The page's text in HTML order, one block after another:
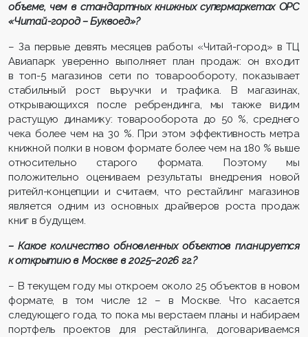
объеме, чем в стандартных книжных супермаркетах ОРС
«Читай-город – Буквоед»?
– За первые девять месяцев работы «Читай-город» в ТЦ
Авиапарк уверенно выполняет план продаж: он входит
в топ-5 магазинов сети по товарообороту, показывает
стабильный рост выручки и трафика. В магазинах,
открывающихся после ребрендинга, мы также видим
растущую динамику: товарооборота до 50 %, среднего
чека более чем на 30 %. При этом эффективность метра
книжной полки в новом формате более чем на 180 % выше
относительно старого формата. Поэтому мы
положительно оцениваем результаты внедрения новой
ритейл-концепции и считаем, что рестайлинг магазинов
является одним из основных драйверов роста продаж
книг в будущем.
– Какое количество обновленных объектов планируется
к открытию в Москве в 2025–2026 гг.?
– В текущем году мы откроем около 25 объектов в новом
формате, в том числе 12 – в Москве. Что касается
следующего года, то пока мы верстаем планы и набираем
портфель проектов для рестайлинга, договариваемся